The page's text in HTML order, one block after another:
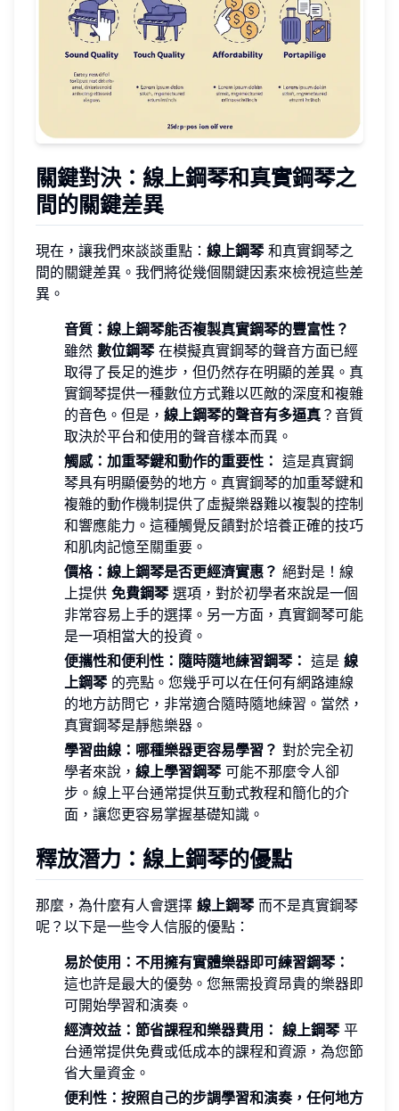
關鍵對決：線上鋼琴和真實鋼琴之
間的關鍵差異
現在，讓我們來談談重點： 線上鋼琴和真實鋼琴之
間的關鍵差異。我們將從幾個關鍵因素來檢視這些差
異。
音質：線上鋼琴能否複製真實鋼琴的豐富性？
雖然 數位鋼琴在模擬真實鋼琴的聲音方面已經
取得了長足的進步，但仍然存在明顯的差異。真
實鋼琴提供一種數位方式難以匹敵的深度和複雜
的音色。但是， 線上鋼琴的聲音有多逼真 ？音質
取決於平台和使用的聲音樣本而異。
觸感：加重琴鍵和動作的重要性： 這是真實鋼
琴具有明顯優勢的地方。真實鋼琴的加重琴鍵和
複雜的動作機制提供了虛擬樂器難以複製的控制
和響應能力。這種觸覺反饋對於培養正確的技巧
和肌肉記憶至關重要。
價格：線上鋼琴是否更經濟實惠？ 絕對是！線
上提供 免費鋼琴選項，對於初學者來說是一個
非常容易上手的選擇。另一方面，真實鋼琴可能
是一項相當大的投資。
便攜性和便利性：隨時隨地練習鋼琴： 這是 線
上鋼琴的亮點。您幾乎可以在任何有網路連線
的地方訪問它，非常適合隨時隨地練習。當然，
真實鋼琴是靜態樂器。
學習曲線：哪種樂器更容易學習？ 對於完全初
學者來說， 線上學習鋼琴可能不那麼令人卻
步。線上平台通常提供互動式教程和簡化的介
面，讓您更容易掌握基礎知識。
釋放潛力：線上鋼琴的優點
那麼，為什麼有人會選擇 線上鋼琴而不是真實鋼琴
呢？以下是一些令人信服的優點：
易於使用：不用擁有實體樂器即可練習鋼琴：
這也許是最大的優勢。您無需投資昂貴的樂器即
可開始學習和演奏。
經濟效益：節省課程和樂器費用： 線上鋼琴平
台通常提供免費或低成本的課程和資源，為您節
省大量資金。
便利性：按照自己的步調學習和演奏，任何地方